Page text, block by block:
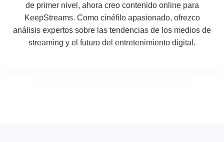
de primer nivel, ahora creo contenido online para
KeepStreams. Como cinéfilo apasionado, ofrezco
análisis expertos sobre las tendencias de los medios de
streaming y el futuro del entretenimiento digital.